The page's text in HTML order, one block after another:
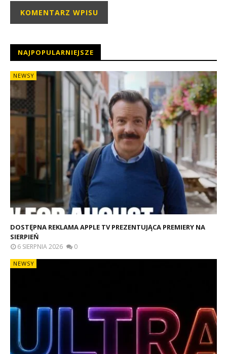
NAJPOPULARNIEJSZE
NEWSY
DOSTĘPNA REKLAMA APPLE TV PREZENTUJĄCA PREMIERY NA
SIERPIEŃ
6 SIERPNIA 2026 0
NEWSY